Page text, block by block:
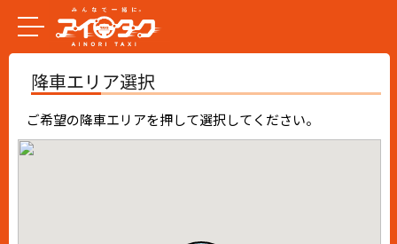
降車エリア選択
ご希望の降車エリアを押して選択してください。